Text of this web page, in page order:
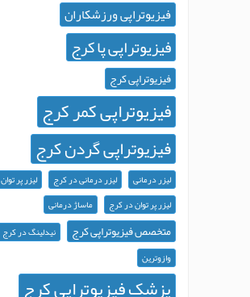
فیزیوتراپی ورزشکاران
فیزیوتراپی پا کرج
فیزیوتراپی کرج
فیزیوتراپی کمر کرج
فیزیوتراپی گردن کرج
لیزر درمانی لیزر درمانی در کرج
لیزر پر توان
لیزر پر توان در کرج
ماساژ درمانی
متخصص فیزیوتراپی کرج
نیدلینگ در کرج
وازوترین
پزشک فیزیوتراپی کرج